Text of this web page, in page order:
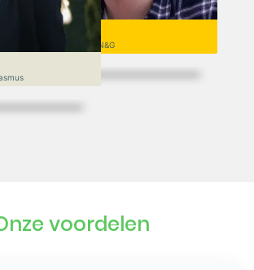
Niek
VWO 6, N&T/N&G
voordelen